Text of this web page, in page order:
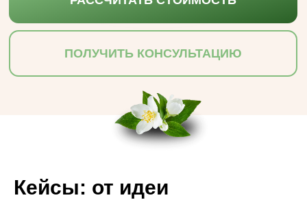
ПОЛУЧИТЬ КОНСУЛЬТАЦИЮ
Кейсы: от идеи